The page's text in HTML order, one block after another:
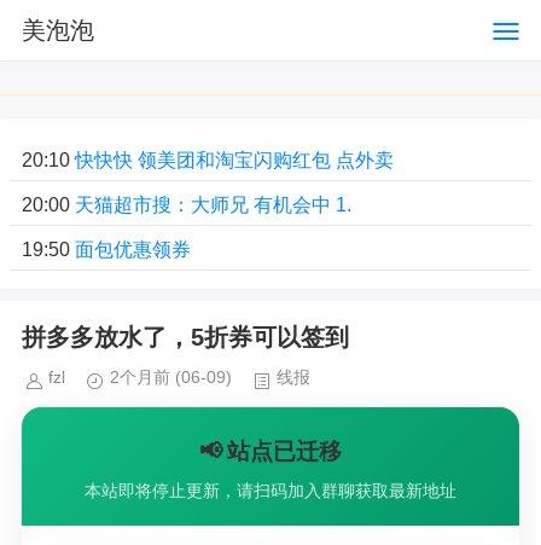
美泡泡
20:10 快快快 领美团和淘宝闪购红包 点外卖
20:00 天猫超市搜：大师兄 有机会中 1.
19:50 面包优惠领券
拼多多放水了，5折券可以签到
fzl 2个月前 (06-09) 线报
📢 站点已迁移
本站即将停止更新，请扫码加入群聊获取最新地址